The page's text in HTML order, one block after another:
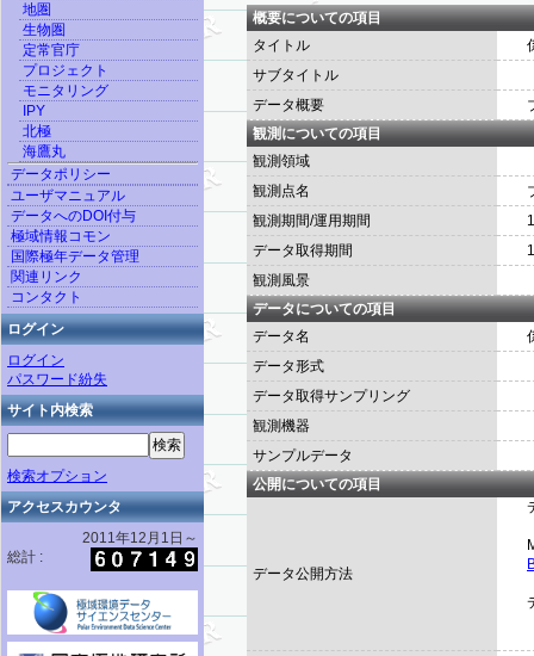
地圏
生物圏
定常官庁
プロジェクト
モニタリング
IPY
北極
海鷹丸
データポリシー
ユーザマニュアル
データへのDOI付与
極域情報コモン
国際極年データ管理
関連リンク
コンタクト
ログイン
ログイン
パスワード紛失
サイト内検索
検索オプション
アクセスカウンタ
2011年12月1日～
総計 :
概要についての項目
タイトル
サブタイトル
データ概要
観測についての項目
観測領域
観測点名
観測期間/運用期間
データ取得期間
観測風景
データについての項目
データ名
データ形式
データ取得サンプリング
観測機器
サンプルデータ
公開についての項目
データ公開方法